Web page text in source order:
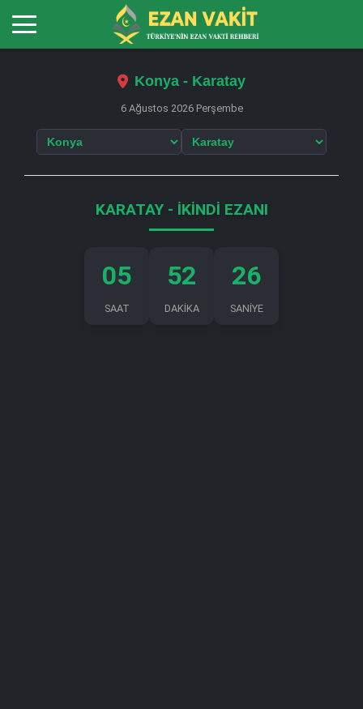
Konya - Karatay
6 Ağustos 2026 Perşembe
KARATAY - İKINDI EZANI
05
SAAT
52
DAKİKA
26
SANİYE